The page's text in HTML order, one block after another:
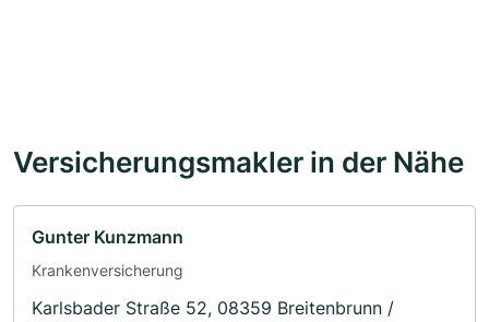
Versicherungsmakler in der Nähe
Gunter Kunzmann
Krankenversicherung
Karlsbader Straße 52, 08359 Breitenbrunn /